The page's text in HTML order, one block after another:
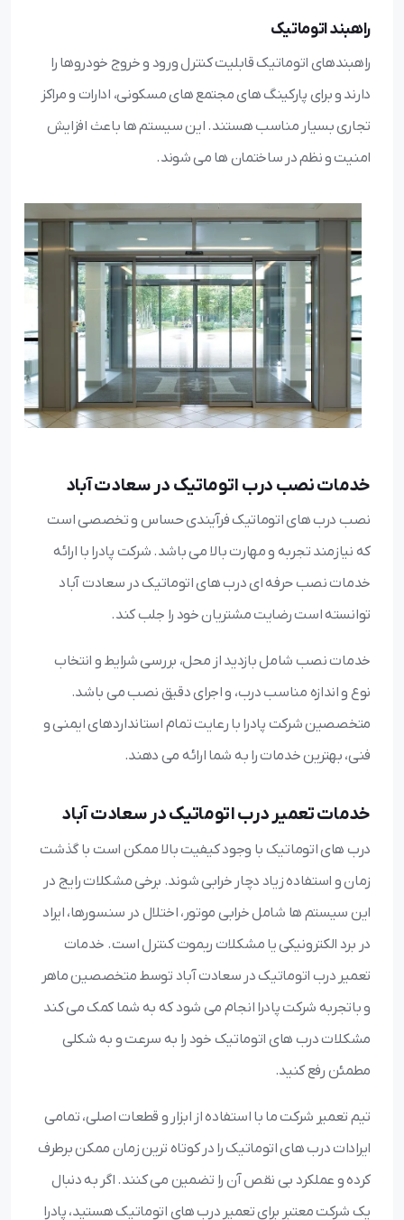
راهبند اتوماتیک
راهبندهای اتوماتیک قابلیت کنترل ورود و خروج خودروها را
دارند و برای پارکینگ های مجتمع های مسکونی، ادارات و مراکز
تجاری بسیار مناسب هستند. این سیستم ها باعث افزایش
امنیت و نظم در ساختمان ها می شوند.
خدمات نصب درب اتوماتیک در سعادت آباد
نصب درب های اتوماتیک فرآیندی حساس و تخصصی است
که نیازمند تجربه و مهارت بالا می باشد. شرکت پادرا با ارائه
خدمات نصب حرفه ای درب های اتوماتیک در سعادت آباد
توانسته است رضایت مشتریان خود را جلب کند.
خدمات نصب شامل بازدید از محل، بررسی شرایط و انتخاب
نوع و اندازه مناسب درب، و اجرای دقیق نصب می باشد.
متخصصین شرکت پادرا با رعایت تمام استانداردهای ایمنی و
فنی، بهترین خدمات را به شما ارائه می دهند.
خدمات تعمیر درب اتوماتیک در سعادت آباد
درب های اتوماتیک با وجود کیفیت بالا ممکن است با گذشت
زمان و استفاده زیاد دچار خرابی شوند. برخی مشکلات رایج در
این سیستم ها شامل خرابی موتور، اختلال در سنسورها، ایراد
در برد الکترونیکی یا مشکلات ریموت کنترل است. خدمات
تعمیر درب اتوماتیک در سعادت آباد توسط متخصصین ماهر
و باتجربه شرکت پادرا انجام می شود که به شما کمک می کند
مشکلات درب های اتوماتیک خود را به سرعت و به شکلی
مطمئن رفع کنید.
تیم تعمیر شرکت ما با استفاده از ابزار و قطعات اصلی، تمامی
ایرادات درب های اتوماتیک را در کوتاه ترین زمان ممکن برطرف
کرده و عملکرد بی نقص آن را تضمین می کنند. اگر به دنبال
یک شرکت معتبر برای تعمیر درب های اتوماتیک هستید، پادرا